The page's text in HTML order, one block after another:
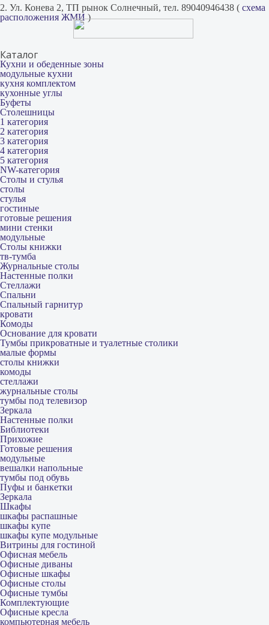
2. Ул. Конева 2, ТП рынок Солнечный, тел. 89040946438 ( схема
расположения ЖМИ)
Каталог
Кухни и обеденные зоны
модульные кухни
кухня комплектом
кухонные углы
Буфеты
Столешницы
1 категория
2 категория
3 категория
4 категория
5 категория
NW-категория
Столы и стулья
столы
стулья
гостиные
готовые решения
мини стенки
модульные
Столы книжки
тв-тумба
Журнальные столы
Настенные полки
Стеллажи
Спальни
Спальный гарнитур
кровати
Комоды
Основание для кровати
Тумбы прикроватные и туалетные столики
малые формы
столы книжки
комоды
стеллажи
журнальные столы
тумбы под телевизор
Зеркала
Настенные полки
Библиотеки
Прихожие
Готовые решения
модульные
вешалки напольные
тумбы под обувь
Пуфы и банкетки
Зеркала
Шкафы
шкафы распашные
шкафы купе
шкафы купе модульные
Витрины для гостиной
Офисная мебель
Офисные диваны
Офисные шкафы
Офисные столы
Офисные тумбы
Комплектующие
Офисные кресла
компьютерная мебель